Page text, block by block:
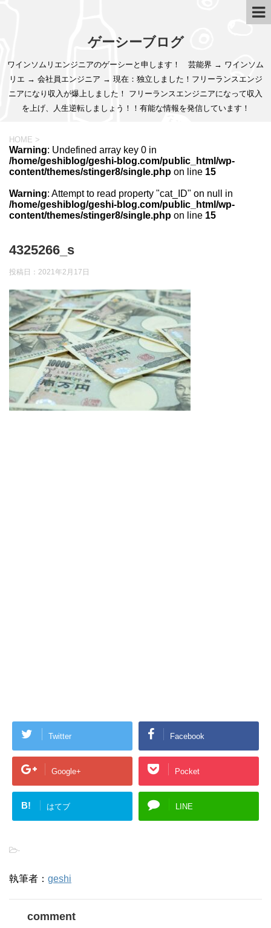
ゲーシーブログ
ワインソムリエンジニアのゲーシーと申します！ 芸能界 → ワインソム
リエ → 会社員エンジニア → 現在：独立しました！フリーランスエンジ
ニアになり収入が爆上しました！ フリーランスエンジニアになって収入
を上げ、人生逆転しましょう！！有能な情報を発信しています！
HOME >
Warning: Undefined array key 0 in
/home/geshiblog/geshi-blog.com/public_html/wp-
content/themes/stinger8/single.php on line 15
Warning: Attempt to read property "cat_ID" on null in
/home/geshiblog/geshi-blog.com/public_html/wp-
content/themes/stinger8/single.php on line 15
4325266_s
投稿日： 2021年2月17日
Twitter Facebook
Google+ Pocket
B! はてブ LINE
-
執筆者： geshi
comment